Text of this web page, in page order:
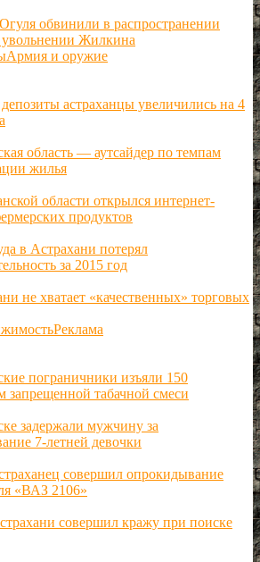
обвинили в распространении
увольнении Жилкина
Армия и оружие
астраханцы увеличились на 4
область — аутсайдер по темпам
жилья
области открылся интернет-
продуктов
в Астрахани потерял
за 2015 год
не хватает «качественных» торговых
Реклама
пограничники изъяли 150
запрещенной табачной смеси
задержали мужчину за
7-летней девочки
совершил опрокидывание
«ВАЗ 2106»
совершил кражу при поиске